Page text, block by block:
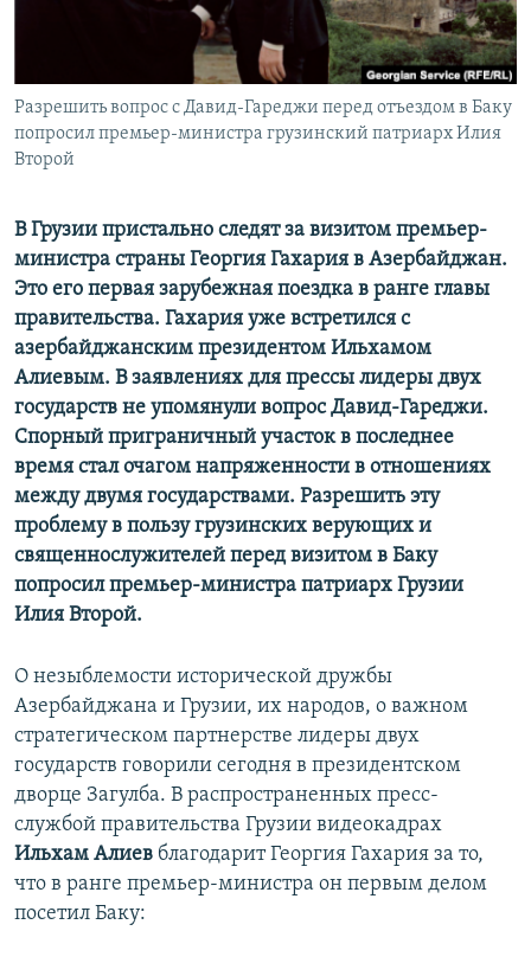
ЧИТАЕМ ПРЕССУ
АРХИВ РАДИОПРОГРАММЫ
Все сайты РСЕ/РС
Разрешить вопрос c Давид-Гареджи перед отъездом в Баку
попросил премьер-министра грузинский патриарх Илия
Второй
В Грузии пристально следят за визитом премьер-
министра страны Георгия Гахария в Азербайджан.
Это его первая зарубежная поездка в ранге главы
правительства. Гахария уже встретился с
азербайджанским президентом Ильхамом
Алиевым. В заявлениях для прессы лидеры двух
государств не упомянули вопрос Давид-Гареджи.
Спорный приграничный участок в последнее
время стал очагом напряженности в отношениях
между двумя государствами. Разрешить эту
проблему в пользу грузинских верующих и
священнослужителей перед визитом в Баку
попросил премьер-министра патриарх Грузии
Илия Второй.
О незыблемости исторической дружбы
Азербайджана и Грузии, их народов, о важном
стратегическом партнерстве лидеры двух
государств говорили сегодня в президентском
дворце Загулба. В распространенных пресс-
службой правительства Грузии видеокадрах
Ильхам Алиев благодарит Георгия Гахария за то,
что в ранге премьер-министра он первым делом
посетил Баку: